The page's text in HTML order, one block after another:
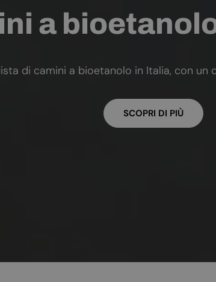
a
di camini a bioetanolo in Italia, con
SCOPRI DI PIÙ